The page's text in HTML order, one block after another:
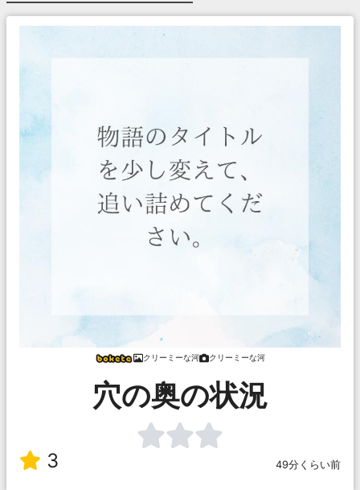
クリーミーな河 クリーミーな河
穴の奥の状況
3 49分くらい前